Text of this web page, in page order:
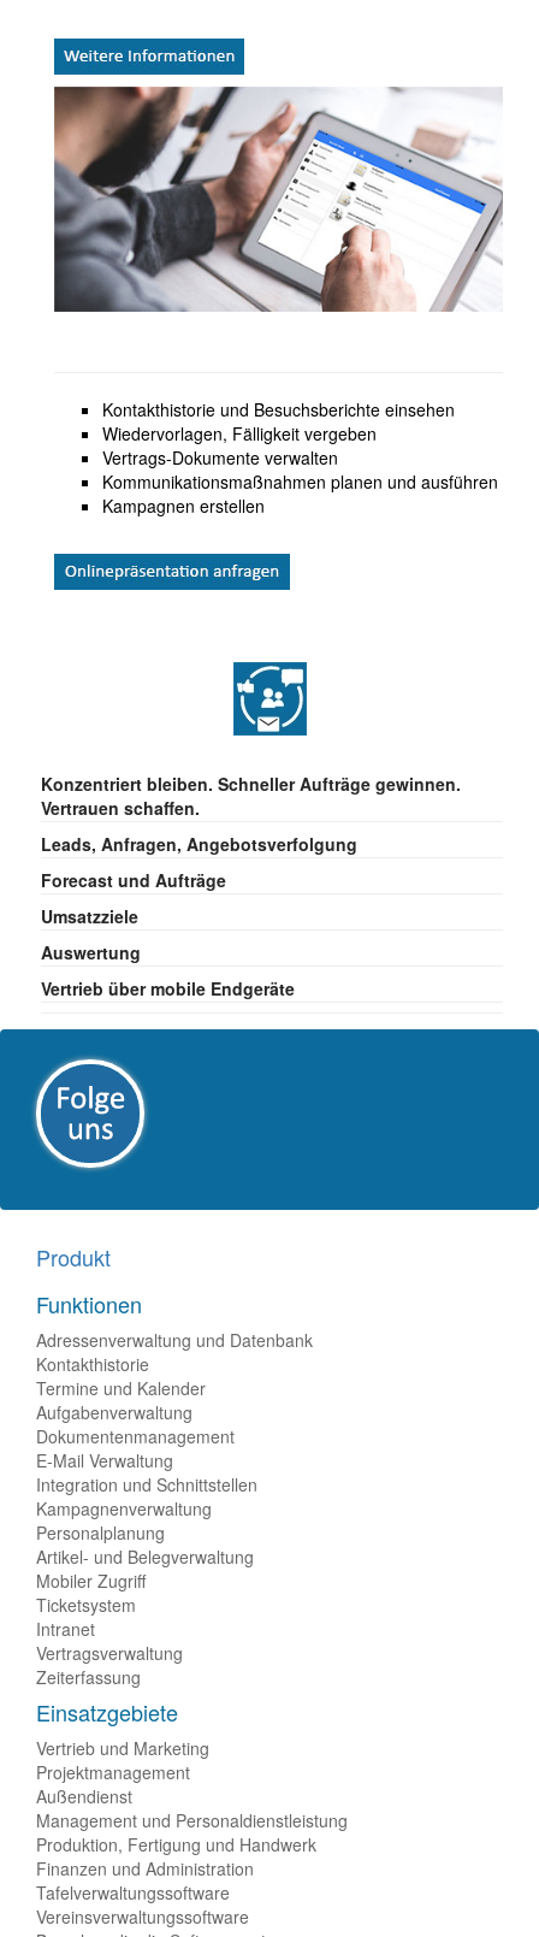
Kontakthistorie und Besuchsberichte einsehen
Wiedervorlagen, Fälligkeit vergeben
Vertrags-Dokumente verwalten
Kommunikationsmaßnahmen planen und ausführen
Kampagnen erstellen
Konzentriert bleiben. Schneller Aufträge gewinnen.
Vertrauen schaffen.
Leads, Anfragen, Angebotsverfolgung
Forecast und Aufträge
Umsatzziele
Auswertung
Vertrieb über mobile Endgeräte
Produkt
Funktionen
Adressenverwaltung und Datenbank
Kontakthistorie
Termine und Kalender
Aufgabenverwaltung
Dokumentenmanagement
E-Mail Verwaltung
Integration und Schnittstellen
Kampagnenverwaltung
Personalplanung
Artikel- und Belegverwaltung
Mobiler Zugriff
Ticketsystem
Intranet
Vertragsverwaltung
Zeiterfassung
Einsatzgebiete
Vertrieb und Marketing
Projektmanagement
Außendienst
Management und Personaldienstleistung
Produktion, Fertigung und Handwerk
Finanzen und Administration
Tafelverwaltungssoftware
Vereinsverwaltungssoftware